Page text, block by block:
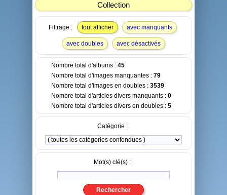
Collection
Filtrage : tout afficher avec manquants
avec doubles avec désactivés
Nombre total d'albums : 45
Nombre total d'images manquantes : 79
Nombre total d'images en doubles : 3539
Nombre total d'articles divers manquants : 0
Nombre total d'articles divers en doubles : 5
Catégorie :
Mot(s) clé(s) :